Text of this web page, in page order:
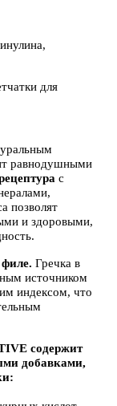
для
равнодушными
с
позволят
и здоровыми,
Гречка в
источником
индексом, что
содержит
добавками,